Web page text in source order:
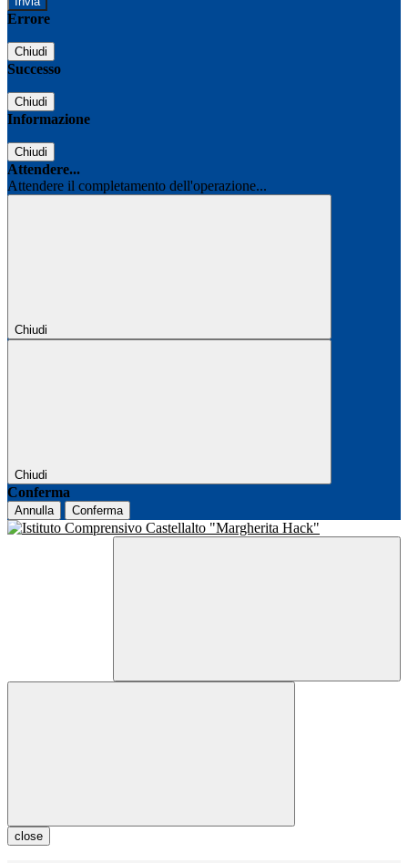
Errore
Chiudi
Successo
Chiudi
Informazione
Chiudi
Attendere...
Attendere il completamento dell'operazione...
Chiudi
Chiudi
Conferma
Annulla Conferma
close